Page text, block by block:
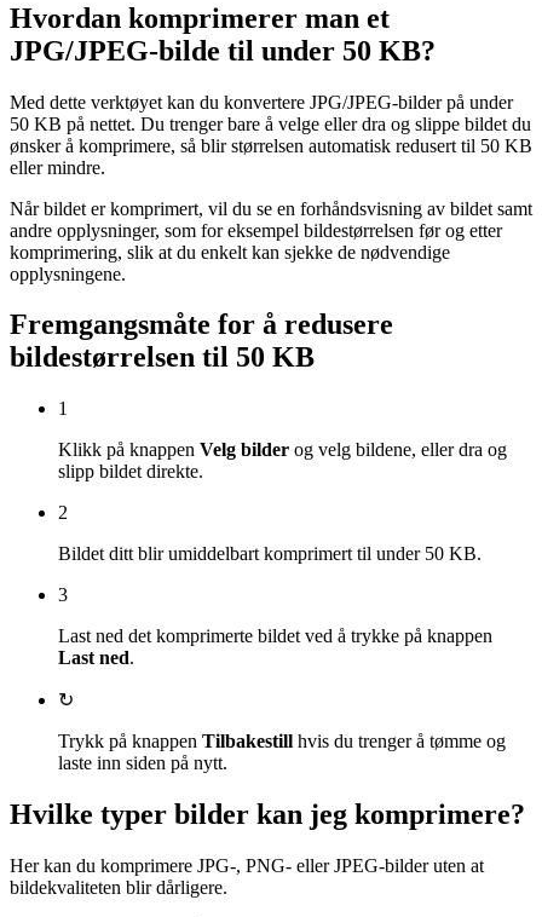
Hvordan komprimerer man et
JPG/JPEG-bilde til under 50 KB?
Med dette verktøyet kan du konvertere JPG/JPEG-bilder på under
50 KB på nettet. Du trenger bare å velge eller dra og slippe bildet du
ønsker å komprimere, så blir størrelsen automatisk redusert til 50 KB
eller mindre.
Når bildet er komprimert, vil du se en forhåndsvisning av bildet samt
andre opplysninger, som for eksempel bildestørrelsen før og etter
komprimering, slik at du enkelt kan sjekke de nødvendige
opplysningene.
Fremgangsmåte for å redusere
bildestørrelsen til 50 KB
1
Klikk på knappen Velg bilder og velg bildene, eller dra og
slipp bildet direkte.
2
Bildet ditt blir umiddelbart komprimert til under 50 KB.
3
Last ned det komprimerte bildet ved å trykke på knappen
Last ned.
↻
Trykk på knappen Tilbakestill hvis du trenger å tømme og
laste inn siden på nytt.
Hvilke typer bilder kan jeg komprimere?
Her kan du komprimere JPG-, PNG- eller JPEG-bilder uten at
bildekvaliteten blir dårligere.